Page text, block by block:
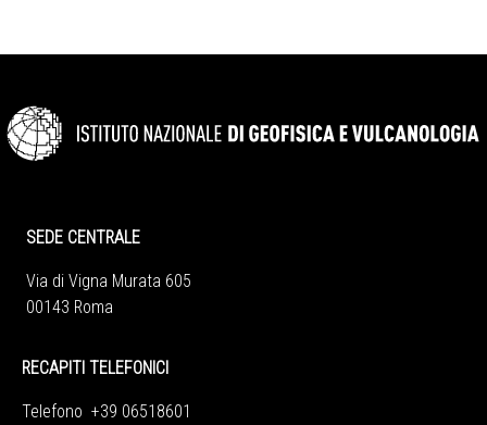
SEDE CENTRALE
Via di Vigna Murata 605
00143 Roma
RECAPITI TELEFONICI
Telefono +39 06518601